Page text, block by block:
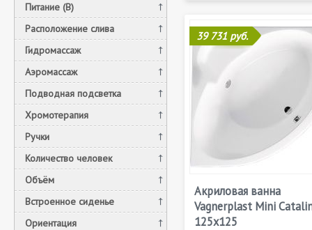
Питание (В)
Расположение слива
Гидромассаж
Аэромассаж
Подводная подсветка
Хромотерапия
Ручки
Количество человек
Объём
Встроенное сиденье
Ориентация
39 731 руб.
Акриловая ванна
Vagnerplast Mini
125x125